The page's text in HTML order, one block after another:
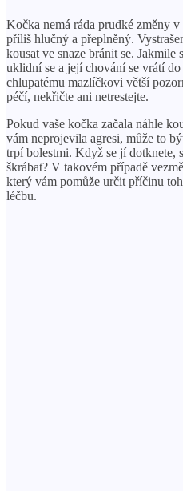
Kočka nemá ráda prudké změny
příliš hlučný a přeplněný.
kousat ve snaze bránit se. Jakmile
uklidní se a její chování se vrátí
chlupatému mazlíčkovi větší
péčí, nekřičte ani netrestejte.
Pokud vaše kočka začala náhle
vám neprojevila agresi, může to
trpí bolestmi. Když se jí dotknete,
škrábat? V takovém případě
který vám pomůže určit příčinu
léčbu.